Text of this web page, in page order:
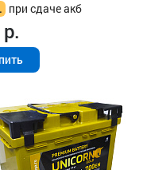
при сдаче акб
р.